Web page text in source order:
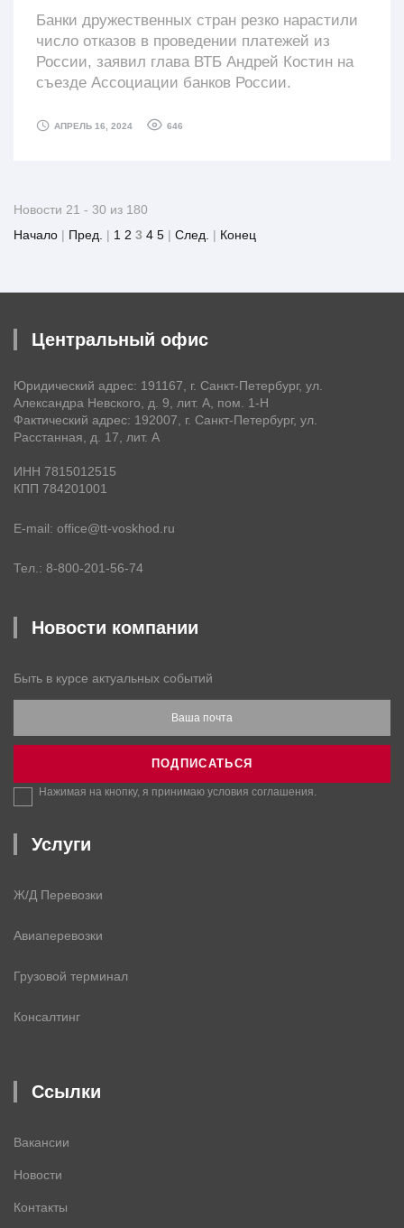
Банки дружественных стран резко нарастили
число отказов в проведении платежей из
России, заявил глава ВТБ Андрей Костин на
съезде Ассоциации банков России.
АПРЕЛЬ 16, 2024 646
Новости 21 - 30 из 180
Начало | Пред. | 1 2 3 4 5 | След. | Конец
Центральный офис
Юридический адрес: 191167, г. Санкт-Петербург, ул.
Александра Невского, д. 9, лит. А, пом. 1-Н
Фактический адрес: 192007, г. Санкт-Петербург, ул.
Расстанная, д. 17, лит. А
ИНН 7815012515
КПП 784201001
E-mail office@tt-voskhod.ru
Тел. 8-800-201-56-74
Новости компании
Быть в курсе актуальных событий
Ваша почта
ПОДПИСАТЬСЯ
Нажимая на кнопку, я принимаю условия соглашения.
Услуги
Ж/Д Перевозки
Авиаперевозки
Грузовой терминал
Консалтинг
Ссылки
Вакансии
Новости
Контакты